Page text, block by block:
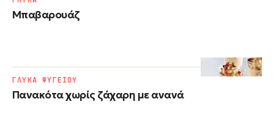
Μπαβαρουάζ
Πανακότα χωρίς ζάχαρη με ανανά
ΓΛΥΚΑ ΨΥΓΕΙΟΥ